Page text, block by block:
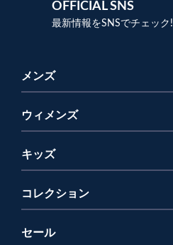
OFFICIAL SNS
最新情報をSNSでチェック!
メンズ
ウィメンズ
キッズ
コレクション
セール